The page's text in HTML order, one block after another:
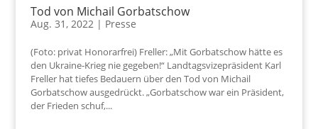
Tod von Michail Gorbatschow
Aug. 31, 2022| Presse
(Foto: privat Honorarfrei) Freller: „Mit Gorbatschow hätte es
den Ukraine-Krieg nie gegeben!“ Landtagsvizepräsident Karl
Freller hat tiefes Bedauern über den Tod von Michail
Gorbatschow ausgedrückt. „Gorbatschow war ein Präsident,
der Frieden schuf,...